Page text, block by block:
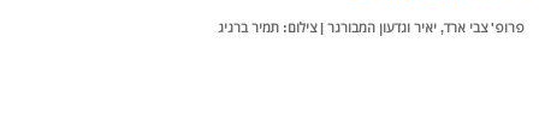
פרופ' צבי ארד, יאיר וגדעון המבורגר | צילום: תמיר ברגיג